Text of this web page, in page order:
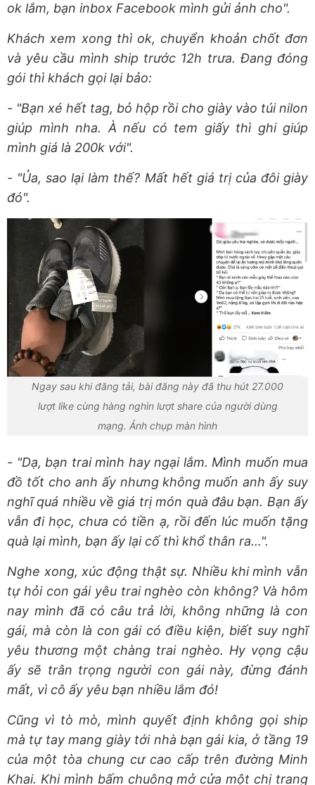
ok lắm, bạn inbox Facebook mình gửi ảnh cho".
Khách xem xong thì ok, chuyển khoản chốt đơn
và yêu cầu mình ship trước 12h trưa. Đang đóng
gói thì khách gọi lại bảo:
- "Bạn xé hết tag, bỏ hộp rồi cho giày vào túi nilon
giúp mình nha. À nếu có tem giấy thì ghi giúp
mình giá là 200k với".
- "Ủa, sao lại làm thế? Mất hết giá trị của đôi giày
đó".
Ngay sau khi đăng tải, bài đăng này đã thu hút 27.000
lượt like cùng hàng nghìn lượt share của người dùng
mạng. Ảnh chụp màn hình
- "Dạ, bạn trai mình hay ngại lắm. Mình muốn mua
đồ tốt cho anh ấy nhưng không muốn anh ấy suy
nghĩ quá nhiều về giá trị món quà đâu bạn. Bạn ấy
vẫn đi học, chưa có tiền ạ, rồi đến lúc muốn tặng
quà lại mình, bạn ấy lại cố thì khổ thân ra…".
Nghe xong, xúc động thật sự. Nhiều khi mình vẫn
tự hỏi con gái yêu trai nghèo còn không? Và hôm
nay mình đã có câu trả lời, không những là con
gái, mà còn là con gái có điều kiện, biết suy nghĩ
yêu thương một chàng trai nghèo. Hy vọng cậu
ấy sẽ trân trọng người con gái này, đừng đánh
mất, vì cô ấy yêu bạn nhiều lắm đó!
Cũng vì tò mò, mình quyết định không gọi ship
mà tự tay mang giày tới nhà bạn gái kia, ở tầng 19
của một tòa chung cư cao cấp trên đường Minh
Khai. Khi mình bấm chuông mở cửa một chị trang